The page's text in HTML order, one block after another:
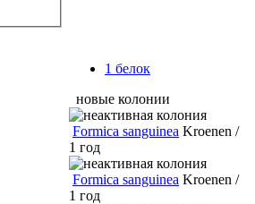
1 белок
новые колонии
Formica sanguinea Kroenen /
1 год
Formica sanguinea Kroenen /
1 год